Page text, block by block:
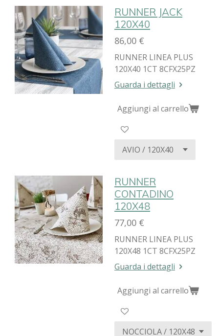
RUNNER JACK
120X40
86,00 €
RUNNER LINEA PLUS
120X40 1CT 8CFX25PZ
Guarda i dettagli
Aggiungi al carrello
RUNNER
CONTADINO
120X48
77,00 €
RUNNER LINEA PLUS
120X48 1CT 8CFX25PZ
Guarda i dettagli
Aggiungi al carrello